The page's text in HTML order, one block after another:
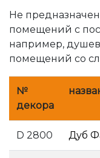
Не
помещений с
например,
помещений со
№
декора
D 2800 Дуб